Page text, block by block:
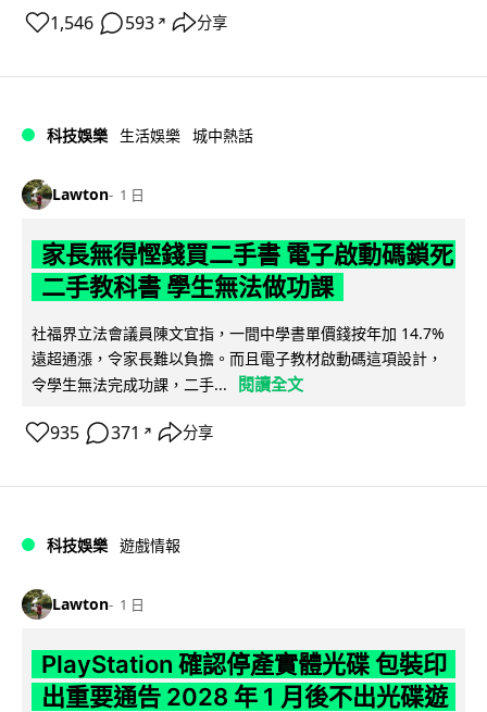
1,546 593 ↗ 分享
科技娛樂 生活娛樂 城中熱話
Lawton 1 日
家長無得慳錢買二手書 電子啟動碼鎖死
二手教科書 學生無法做功課
社福界立法會議員陳文宜指，一間中學書單價錢按年加 14.7%
遠超通漲，令家長難以負擔。而且電子教材啟動碼這項設計，
令學生無法完成功課，二手...
閱讀全文
935 371 ↗ 分享
科技娛樂 遊戲情報
Lawton 1 日
PlayStation 確認停產實體光碟 包裝印
出重要通告 2028 年 1 月後不出光碟遊